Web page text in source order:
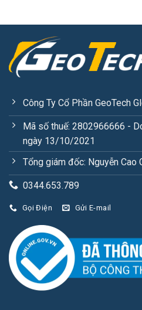
Công Ty Cổ Phần GeoTech
Mã số thuế: 2802966666 -
ngày 13/10/2021
Tổng giám đốc: Nguyễn Cao
0344.653.789
Gọi Điện Gửi E-mail